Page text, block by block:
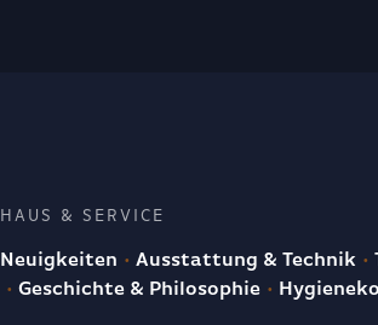
HAUS & SERVICE
Neuigkeiten Ausstattung & Technik
Geschichte & Philosophie